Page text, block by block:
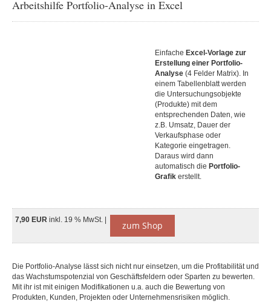
Arbeitshilfe Portfolio-Analyse in Excel
Einfache Excel-Vorlage zur
Erstellung einer Portfolio-
Analyse (4 Felder Matrix). In
einem Tabellenblatt werden
die Untersuchungsobjekte
(Produkte) mit dem
entsprechenden Daten, wie
z.B. Umsatz, Dauer der
Verkaufsphase oder
Kategorie eingetragen.
Daraus wird dann
automatisch die Portfolio-
Grafik erstellt.
7,90 EUR inkl. 19 % MwSt. | zum Shop
Die Portfolio-Analyse lässt sich nicht nur einsetzen, um die Profitabilität und
das Wachstumspotenzial von Geschäftsfeldern oder Sparten zu bewerten.
Mit ihr ist mit einigen Modifikationen u.a. auch die Bewertung von
Produkten, Kunden, Projekten oder Unternehmensrisiken möglich.